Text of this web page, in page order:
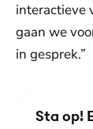
interactieve
gaan we
in gesprek.”
Sta op!